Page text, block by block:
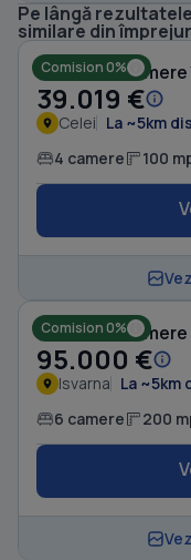
Pe lângă
similare din
Comision 0%
Casă cu 4
39.019 €
Celei La ~5km
4 camere 100
Comision 0%
Casă cu 6
95.000 €
Isvarna La ~5km
6 camere 200